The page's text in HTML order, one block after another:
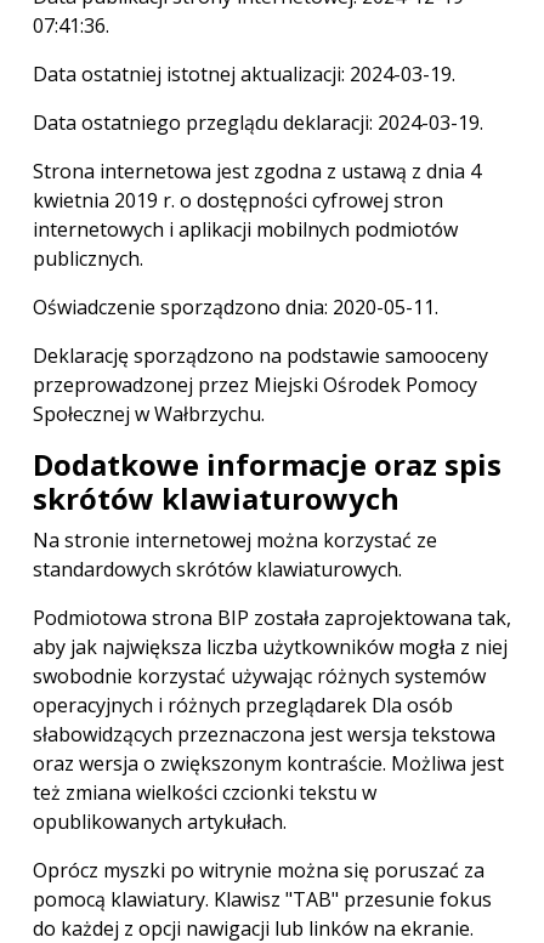
07:41:36.
Data ostatniej istotnej aktualizacji: 2024-03-19.
Data ostatniego przeglądu deklaracji: 2024-03-19.
Strona internetowa jest zgodna z ustawą z dnia 4
kwietnia 2019 r. o dostępności cyfrowej stron
internetowych i aplikacji mobilnych podmiotów
publicznych.
Oświadczenie sporządzono dnia: 2020-05-11.
Deklarację sporządzono na podstawie samooceny
przeprowadzonej przez Miejski Ośrodek Pomocy
Społecznej w Wałbrzychu.
Dodatkowe informacje oraz spis
skrótów klawiaturowych
Na stronie internetowej można korzystać ze
standardowych skrótów klawiaturowych.
Podmiotowa strona BIP została zaprojektowana tak,
aby jak największa liczba użytkowników mogła z niej
swobodnie korzystać używając różnych systemów
operacyjnych i różnych przeglądarek Dla osób
słabowidzących przeznaczona jest wersja tekstowa
oraz wersja o zwiększonym kontraście. Możliwa jest
też zmiana wielkości czcionki tekstu w
opublikowanych artykułach.
Oprócz myszki po witrynie można się poruszać za
pomocą klawiatury. Klawisz "TAB" przesunie fokus
do każdej z opcji nawigacji lub linków na ekranie.